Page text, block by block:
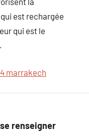
est rechargée
qui est le
marrakech
renseigner